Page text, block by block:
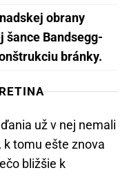
obrany
šance Bandsegg-
bránky.
už v nej nemali
k tomu ešte znova
bližšie k